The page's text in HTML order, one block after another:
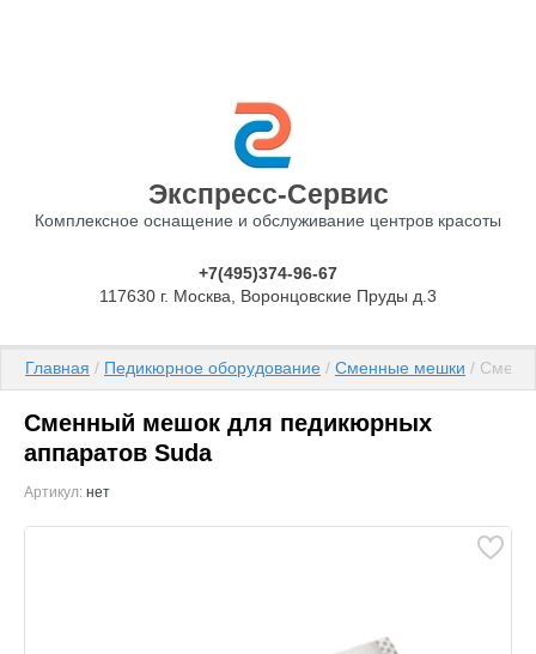
Экспресс-Сервис
Комплексное оснащение и обслуживание центров красоты
+7(495)374-96-67
117630 г. Москва, Воронцовские Пруды д.3
Главная / Педикюрное оборудование / Сменные мешки /
Сменный мешок для педикюрных
аппаратов Suda
Артикул: нет